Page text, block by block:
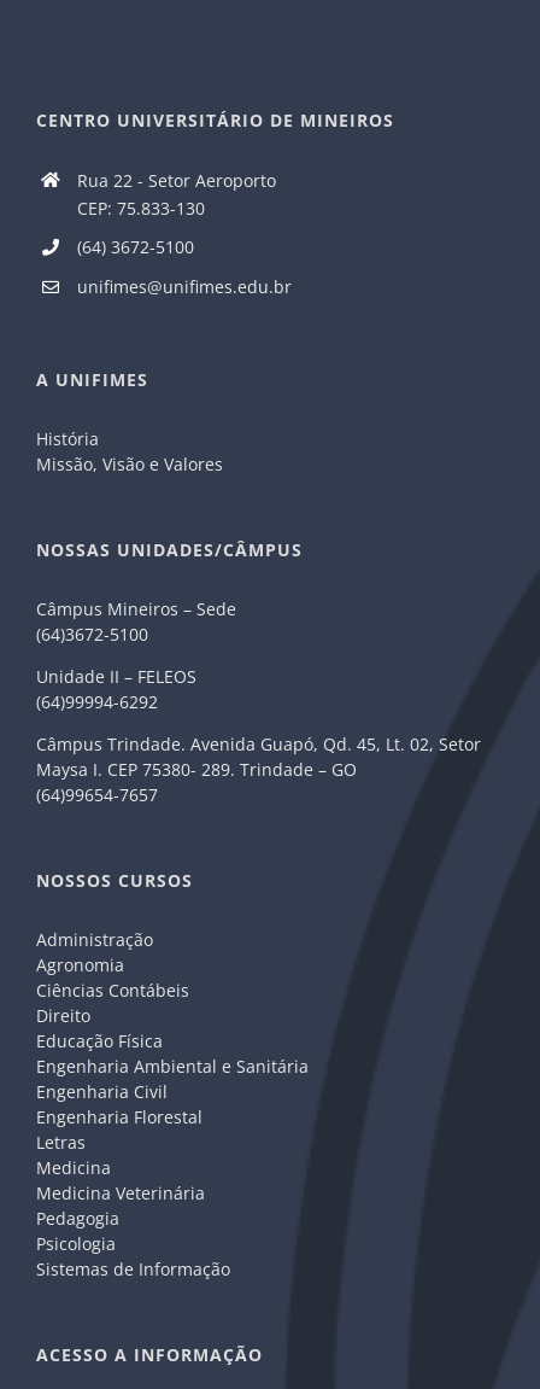
CENTRO UNIVERSITÁRIO DE MINEIROS
Rua 22 - Setor Aeroporto
CEP: 75.833-130
(64) 3672-5100
unifimes@unifimes.edu.br
A UNIFIMES
História
Missão, Visão e Valores
NOSSAS UNIDADES/CÂMPUS
Câmpus Mineiros – Sede
(64)3672-5100
Unidade II – FELEOS
(64)99994-6292
Câmpus Trindade. Avenida Guapó, Qd. 45, Lt. 02, Setor
Maysa I. CEP 75380- 289. Trindade – GO
(64)99654-7657
NOSSOS CURSOS
Administração
Agronomia
Ciências Contábeis
Direito
Educação Física
Engenharia Ambiental e Sanitária
Engenharia Civil
Engenharia Florestal
Letras
Medicina
Medicina Veterinária
Pedagogia
Psicologia
Sistemas de Informação
ACESSO A INFORMAÇÃO